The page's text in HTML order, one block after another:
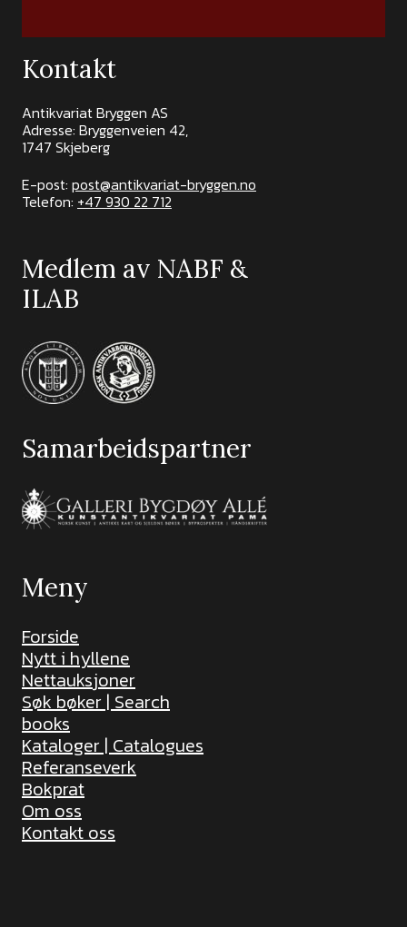
Kontakt
Antikvariat Bryggen AS
Adresse: Bryggenveien 42,
1747 Skjeberg
E-post: post@antikvariat-bryggen.no
Telefon: +47 930 22 712
Medlem av NABF &
ILAB
Samarbeidspartner
Meny
Forside
Nytt i hyllene
Nettauksjoner
Søk bøker | Search
books
Kataloger | Catalogues
Referanseverk
Bokprat
Om oss
Kontakt oss